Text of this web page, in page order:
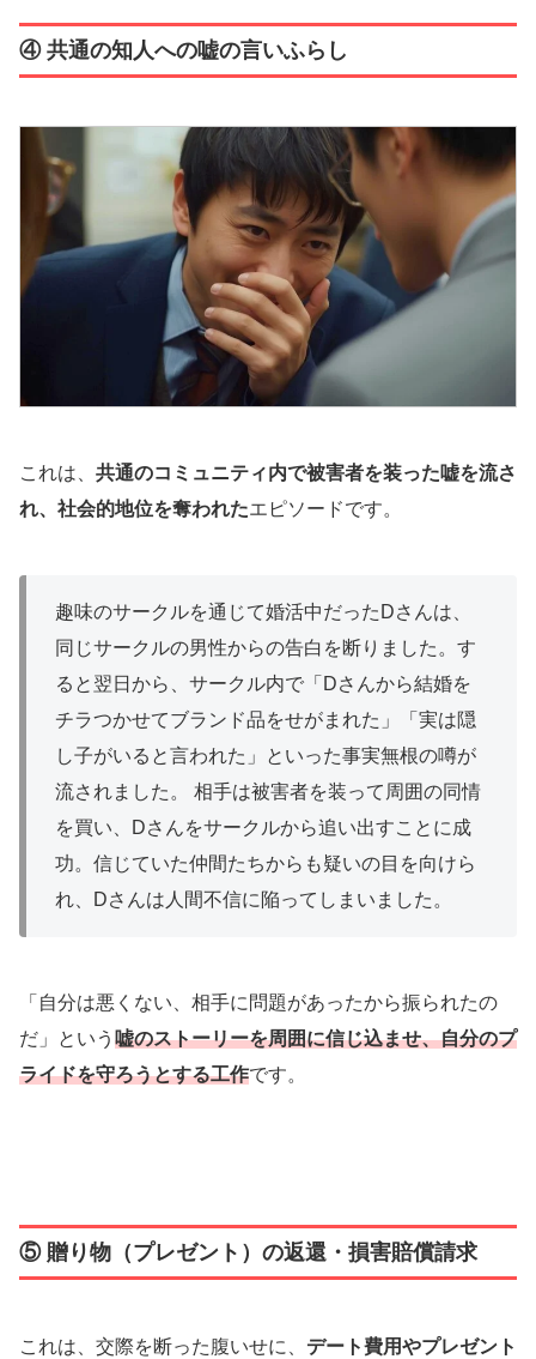
④ 共通の知人への嘘の言いふらし
これは、 共通のコミュニティ内で被害者を装った嘘を流さ
れ、社会的地位を奪われたエピソードです。
趣味のサークルを通じて婚活中だったDさんは、
同じサークルの男性からの告白を断りました。す
ると翌日から、サークル内で「Dさんから結婚を
チラつかせてブランド品をせがまれた」「実は隠
し子がいると言われた」といった事実無根の噂が
流されました。 相手は被害者を装って周囲の同情
を買い、Dさんをサークルから追い出すことに成
功。信じていた仲間たちからも疑いの目を向けら
れ、Dさんは人間不信に陥ってしまいました。
「自分は悪くない、相手に問題があったから振られたの
だ」という 嘘のストーリーを周囲に信じ込ませ、自分のプ
ライドを守ろうとする工作です。
⑤ 贈り物（プレゼント）の返還・損害賠償請求
これは、交際を断った腹いせに、 デート費用やプレゼント